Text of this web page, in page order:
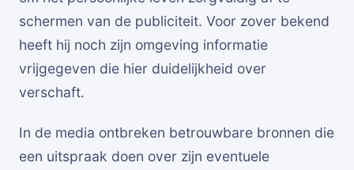
schermen van de publiciteit. Voor zover bekend
heeft hij noch zijn omgeving informatie
vrijgegeven die hier duidelijkheid over
verschaft.
In de media ontbreken betrouwbare bronnen die
een uitspraak doen over zijn eventuele